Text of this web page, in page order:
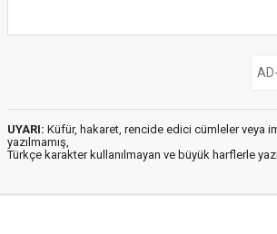
UYARI: Küfür, hakaret, rencide edici cümleler veya
yazılmamış,
Türkçe karakter kullanılmayan ve büyük harflerle